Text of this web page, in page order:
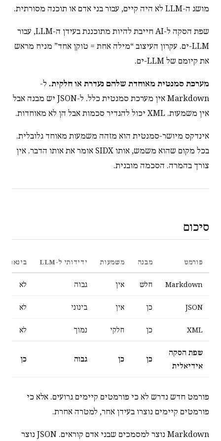
מושג ה-LLM לא היה קיים, עבור בני אדם או תוכנה מסורתית.
שפת הסקה ל-AI חייבת להיות מתוכננת בעידן ה-LLM, עבור
LLM-ים. עקרון העיצוב “מילה אחת = טוקן אחד” מניח מראש
את קיומם של LLM-ים.
מערכת סמנטית מאוחדת שלהם נעדרת או חלקית. ל-
Markdown אין מערכת סמנטית כלל. ל-JSON יש מבנה אבל
אין משמעות. XML יכול להגדיר סכמות אבל הן לא מאוחדות.
אינדקס מיושר-סמנטית הוא מזהה משמעות מאוחד גלובלית.
בכל מקום שהוא משמש, אותו SIDX אומר את אותו הדבר. אין
צורך בהמרה. הסכמה מובנית.
סיכום
פורמט מבנה משמעות ידידותי ל-LLM בינארי
Markdown חלש אין גבוה לא
JSON כן אין בינוני לא
XML כן חלקי נמוך לא
שפת הסקה
אידיאלית
כן כן גבוה כן
פורמט חדש נדרש לא כי פורמטים קיימים גרועים. אלא כי
פורמטים קיימים נוצרו בעידן אחר, למטרה אחרת.
Markdown נוצר למסמכים שבני אדם קוראים. JSON נוצר